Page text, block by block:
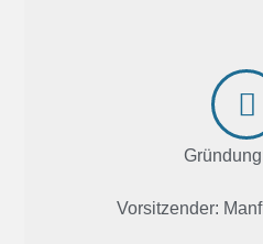
Vorsitzender: